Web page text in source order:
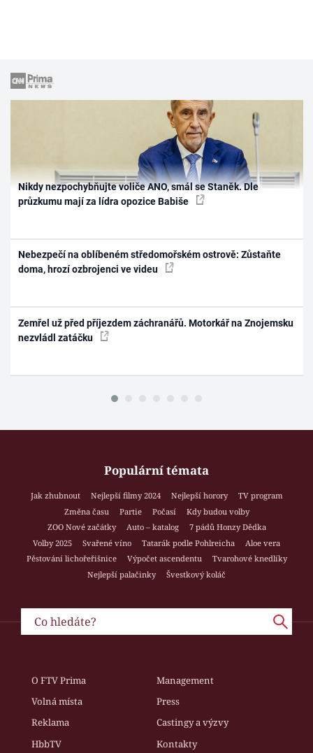
Nikdy nezpochybňujte voliče ANO, smál se Staněk. Dle
průzkumu mají za lídra opozice Babiše
Nebezpečí na oblíbeném středomořském ostrově: Zůstaňte
doma, hrozí ozbrojenci ve videu
Zemřel už před příjezdem záchranářů. Motorkář na Znojemsku
nezvládl zatáčku
Populární témata
Jak zhubnout Nejlepší filmy 2024 Nejlepší horory
TV program
Změna času
Partie Počasí
Kdy budou volby
ZOO Nové začátky
Auto – katalog
7 pádů Honzy Dědka
Volby 2025
Svařené víno Tatarák podle Pohlreicha
Aloe vera
Pěstování lichořeřišnice
Výpočet ascendentu
Tvarohové knedlíky
Nejlepší palačinky
Švestkový koláč
O FTV Prima
Management
Volná místa
Press
Reklama
Castingy a výzvy
HbbTV
Kontakty